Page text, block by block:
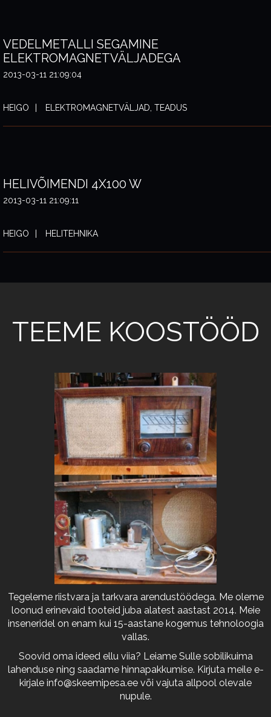
VEDELMETALLI SEGAMINE
ELEKTROMAGNETVÄLJADEGA
2013-03-11 21:09:04
HEIGO ELEKTROMAGNETVÄLJAD, TEADUS
HELIVÕIMENDI 4X100 W
2013-03-11 21:09:11
HEIGO HELITEHNIKA
TEEME KOOSTÖÖD
Tegeleme riistvara ja tarkvara arendustöödega. Me oleme
loonud erinevaid tooteid juba alatest aastast 2014. Meie
inseneridel on enam kui 15-aastane kogemus tehnoloogia
vallas.
Soovid oma ideed ellu viia? Leiame Sulle sobilikuima
lahenduse ning saadame hinnapakkumise. Kirjuta meile e-
kirjale info@skeemipesa.ee või vajuta allpool olevale
nupule.